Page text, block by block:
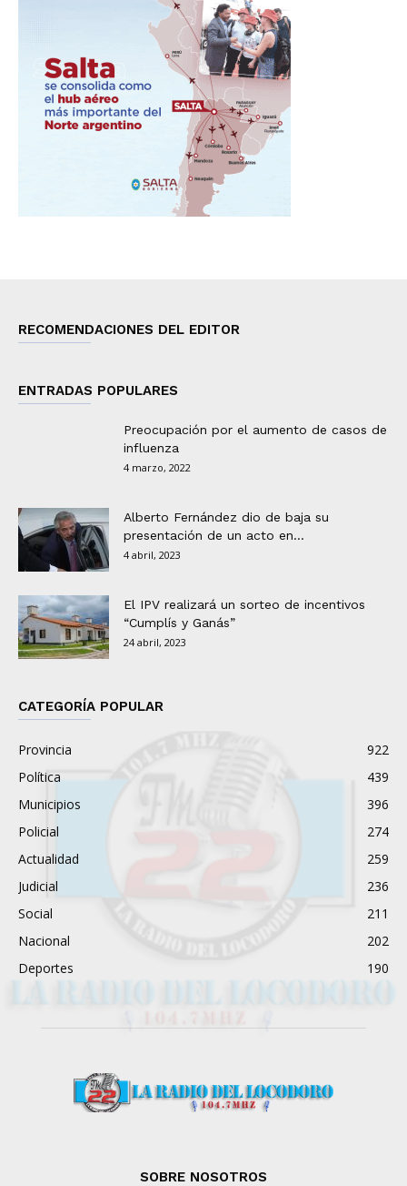
RECOMENDACIONES DEL EDITOR
ENTRADAS POPULARES
Preocupación por el aumento de casos de
influenza
4 marzo, 2022
Alberto Fernández dio de baja su
presentación de un acto en...
4 abril, 2023
El IPV realizará un sorteo de incentivos
“Cumplís y Ganás”
24 abril, 2023
CATEGORÍA POPULAR
Provincia
922
Política
439
Municipios
396
Policial
274
Actualidad
259
Judicial
236
Social
211
Nacional
202
Deportes
190
SOBRE NOSOTROS